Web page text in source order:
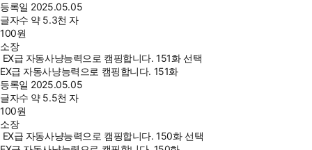
등록일 2025.05.05
글자수 약 5.3천 자
100원
소장
EX급 자동사냥능력으로 캠핑합니다. 151화 선택
EX급 자동사냥능력으로 캠핑합니다. 151화
등록일 2025.05.05
글자수 약 5.5천 자
100원
소장
EX급 자동사냥능력으로 캠핑합니다. 150화 선택